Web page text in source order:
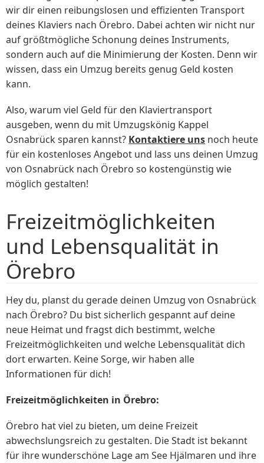
wir dir einen reibungslosen und effizienten Transport
deines Klaviers nach Örebro. Dabei achten wir nicht nur
auf größtmögliche Schonung deines Instruments,
sondern auch auf die Minimierung der Kosten. Denn wir
wissen, dass ein Umzug bereits genug Geld kosten
kann.
Also, warum viel Geld für den Klaviertransport
ausgeben, wenn du mit Umzugskönig Kappel
Osnabrück sparen kannst? Kontaktiere uns noch heute
für ein kostenloses Angebot und lass uns deinen Umzug
von Osnabrück nach Örebro so kostengünstig wie
möglich gestalten!
Freizeitmöglichkeiten
und Lebensqualität in
Örebro
Hey du, planst du gerade deinen Umzug von Osnabrück
nach Örebro? Du bist sicherlich gespannt auf deine
neue Heimat und fragst dich bestimmt, welche
Freizeitmöglichkeiten und welche Lebensqualität dich
dort erwarten. Keine Sorge, wir haben alle
Informationen für dich!
Freizeitmöglichkeiten in Örebro:
Örebro hat viel zu bieten, um deine Freizeit
abwechslungsreich zu gestalten. Die Stadt ist bekannt
für ihre wunderschöne Lage am See Hjälmaren und ihre